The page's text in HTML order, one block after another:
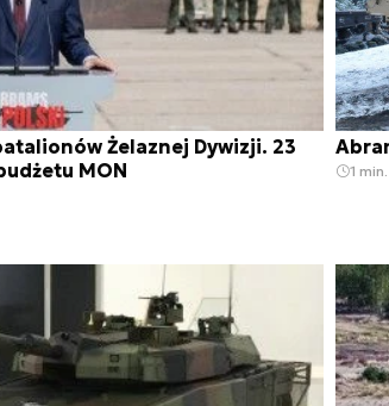
Żelaznej Dywizji. 23
MON
1 min.